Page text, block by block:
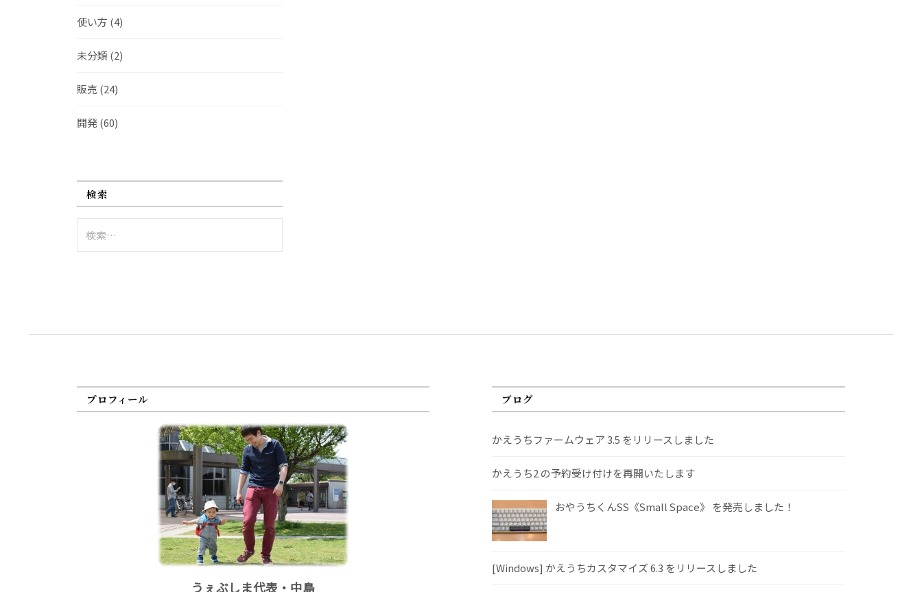
使い方 (4)
未分類 (2)
販売 (24)
開発(60)
検索
索:
プロフィール
うぇぶしま代表・中島
ブログ
かえうちファームウェア 3.5 をリリースしました
かえうち2 の予約受け付けを再開いたします
おやうちくんSS《Small Space》 を発売しました！
[Windows] かえうちカスタマイズ 6.3 をリリースしました